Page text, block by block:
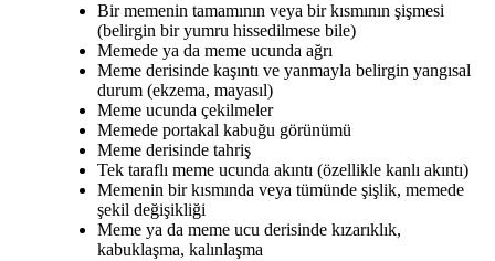
Bir memenin tamamının veya bir kısmının şişmesi
(belirgin bir yumru hissedilmese bile)
Memede ya da meme ucunda ağrı
Meme derisinde kaşıntı ve yanmayla belirgin yangısal
durum (ekzema, mayasıl)
Meme ucunda çekilmeler
Memede portakal kabuğu görünümü
Meme derisinde tahriş
Tek taraflı meme ucunda akıntı (özellikle kanlı akıntı)
Memenin bir kısmında veya tümünde şişlik, memede
şekil değişikliği
Meme ya da meme ucu derisinde kızarıklık,
kabuklaşma, kalınlaşma